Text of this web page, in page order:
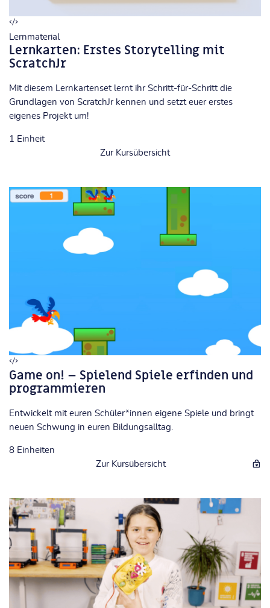
Lernmaterial
Lernkarten: Erstes Storytelling mit
ScratchJr
Mit diesem Lernkartenset lernt ihr Schritt-für-Schritt die
Grundlagen von ScratchJr kennen und setzt euer erstes
eigenes Projekt um!
1
Einheit
Zur Kursübersicht
Game on! – Spielend Spiele erfinden und
programmieren
Entwickelt mit euren Schüler*innen eigene Spiele und bringt
neuen Schwung in euren Bildungsalltag.
8 Einheiten
Zur Kursübersicht